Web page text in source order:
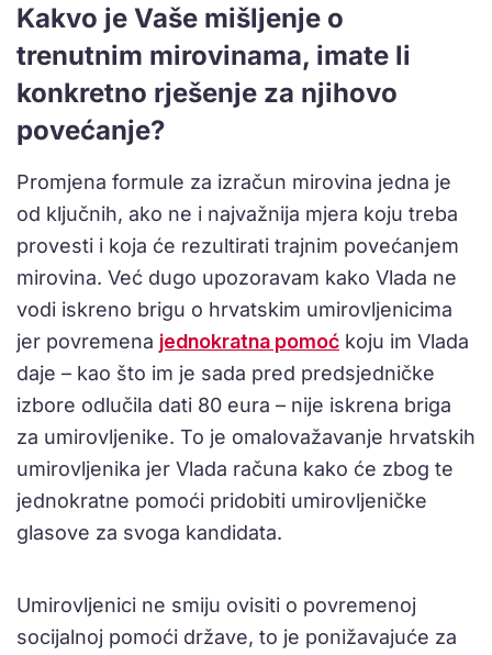
Kakvo je Vaše mišljenje o
trenutnim mirovinama, imate li
konkretno rješenje za njihovo
povećanje?
Promjena formule za izračun mirovina jedna je
od ključnih, ako ne i najvažnija mjera koju treba
provesti i koja će rezultirati trajnim povećanjem
mirovina. Već dugo upozoravam kako Vlada ne
vodi iskreno brigu o hrvatskim umirovljenicima
jer povremena jednokratna pomoć koju im Vlada
daje – kao što im je sada pred predsjedničke
izbore odlučila dati 80 eura – nije iskrena briga
za umirovljenike. To je omalovažavanje hrvatskih
umirovljenika jer Vlada računa kako će zbog te
jednokratne pomoći pridobiti umirovljeničke
glasove za svoga kandidata.
Umirovljenici ne smiju ovisiti o povremenoj
socijalnoj pomoći države, to je ponižavajuće za